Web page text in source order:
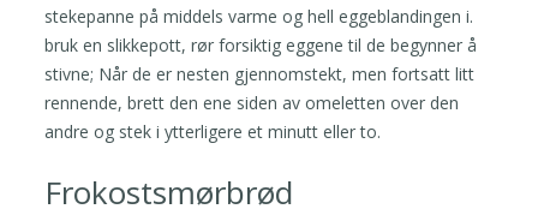
stekepanne på middels varme og hell eggeblandingen i.
bruk en slikkepott, rør forsiktig eggene til de begynner å
stivne; Når de er nesten gjennomstekt, men fortsatt litt
rennende, brett den ene siden av omeletten over den
andre og stek i ytterligere et minutt eller to.
Frokostsmørbrød